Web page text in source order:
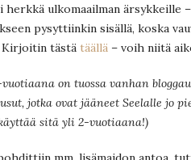
herkkä ulkomaailman ärsykkeille
pysyttiinkin sisällä, koska
Kirjoitin tästä täällä – voih niitä
on tuossa vanhan
jotka ovat jääneet Seelalle jo
sitä yli 2-vuotiaana!)